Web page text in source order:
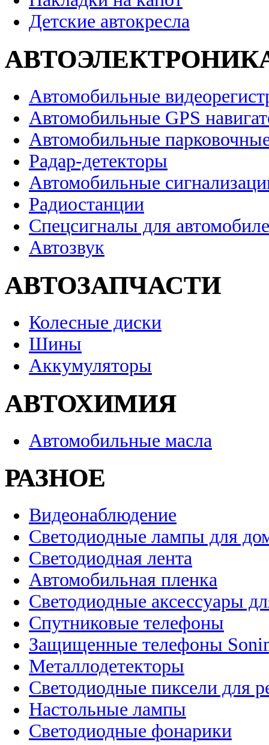
Детские автокресла
Автомобильные
Автомобильные GPS
Автомобильные
Радар-детекторы
Автомобильные
Радиостанции
Спецсигналы для
Автозвук
АВТОЗАПЧАСТИ
Колесные диски
Шины
Аккумуляторы
АВТОХИМИЯ
Автомобильные масла
РАЗНОЕ
Видеонаблюдение
Светодиодные лампы для
Светодиодная лента
Автомобильная пленка
Светодиодные аксессуары
Спутниковые телефоны
Защищенные телефоны
Металлодетекторы
Светодиодные пиксели для
Настольные лампы
Светодиодные фонарики